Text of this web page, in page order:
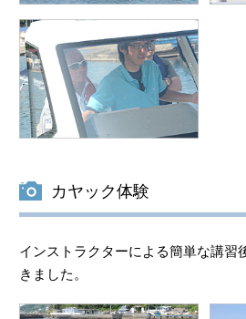
カヤック体験
インストラクターによる簡単な講習
きました。